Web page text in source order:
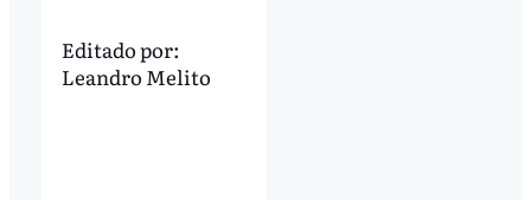
Editado por:
Leandro Melito